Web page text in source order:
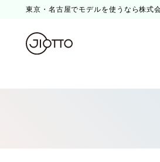
東京・名古屋でモデルを使うなら株式